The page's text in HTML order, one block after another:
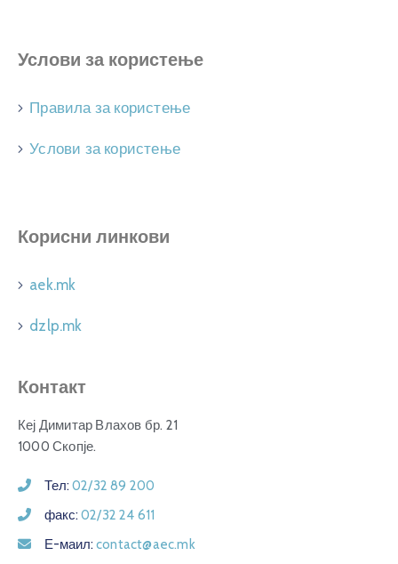
Услови за користење
Правила за користење
Услови за користење
Корисни линкови
aek.mk
dzlp.mk
Контакт
Кеј Димитар Влахов бр. 21
1000 Скопје.
Тел: 02/32 89 200
факс: 02/32 24 611
Е-маил: contact@aec.mk